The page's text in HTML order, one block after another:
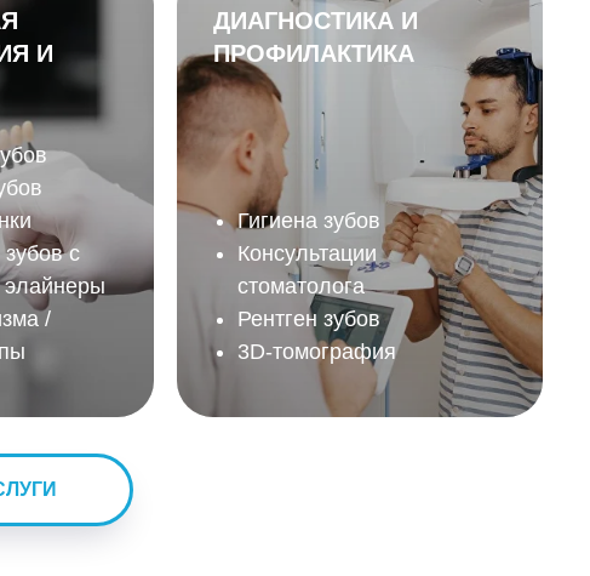
И
с
/
ДИАГНОСТИКА И
ПРОФИЛАКТИКА
Гигиена зубов
Консультации
стоматолога
Рентген зубов
3D-томография